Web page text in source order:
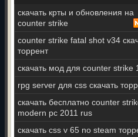
скачать крты и обновления на
counter strike
counter strike fatal shot v34
торрент
скачать мод для counter strike
rpg server для css скачать
скачать бесплатно counter
modern pc 2011 rus
скачать css v 65 no steam